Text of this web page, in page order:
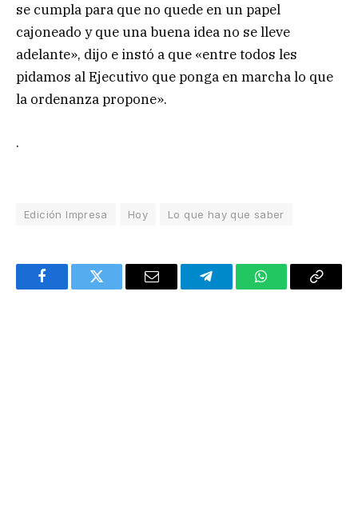
se cumpla para que no quede en un papel
cajoneado y que una buena idea no se lleve
adelante», dijo e instó a que «entre todos les
pidamos al Ejecutivo que ponga en marcha lo que
la ordenanza propone».
.
Edición Impresa Hoy Lo que hay que saber
FacebookTwitter Email TelegramWhatsAppCopy